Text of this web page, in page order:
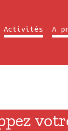
Activités A